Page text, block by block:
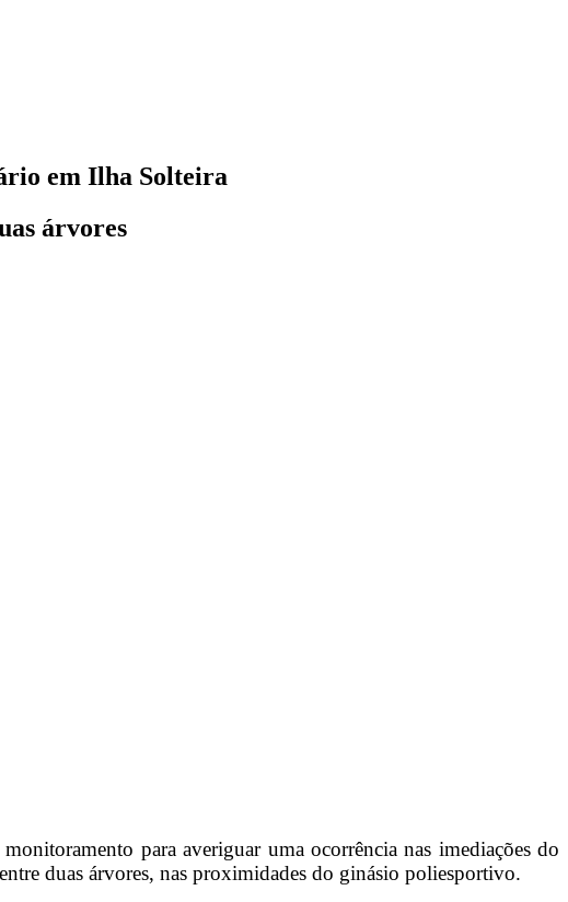
em Ilha Solteira
árvores
para averiguar uma ocorrência nas imediações do
duas árvores, nas proximidades do ginásio poliesportivo.